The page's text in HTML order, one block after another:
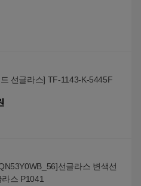
선글라스] TF-1143-K-5445F
선글라스 변색선
스 P1041